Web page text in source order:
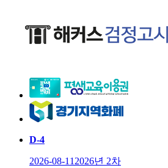
D-4
2026-08-11 2026년 2차